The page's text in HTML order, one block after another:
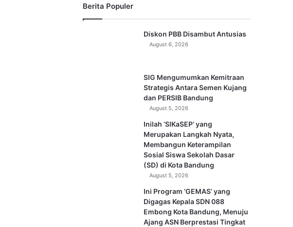
Berita Populer
Diskon PBB Disambut Antusias
August 6, 2026
SIG Mengumumkan Kemitraan
Strategis Antara Semen Kujang
dan PERSIB Bandung
August 5, 2026
Inilah ‘SIKaSEP’ yang
Merupakan Langkah Nyata,
Membangun Keterampilan
Sosial Siswa Sekolah Dasar
(SD) di Kota Bandung
August 5, 2026
Ini Program ‘GEMAS’ yang
Digagas Kepala SDN 088
Embong Kota Bandung, Menuju
Ajang ASN Berprestasi Tingkat